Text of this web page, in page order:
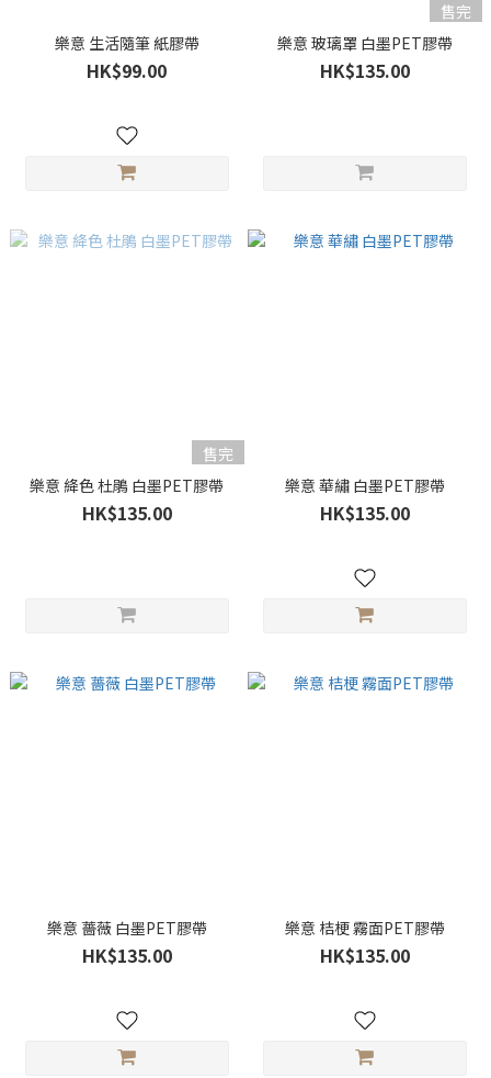
樂意 生活隨筆 紙膠帶
HK$99.00
售完
樂意 玻璃罩 白墨PET膠帶
HK$135.00
售完
樂意 絳色 杜鵑 白墨PET膠帶
HK$135.00
樂意 華繡 白墨PET膠帶
HK$135.00
樂意 薔薇 白墨PET膠帶
HK$135.00
樂意 桔梗 霧面PET膠帶
HK$135.00